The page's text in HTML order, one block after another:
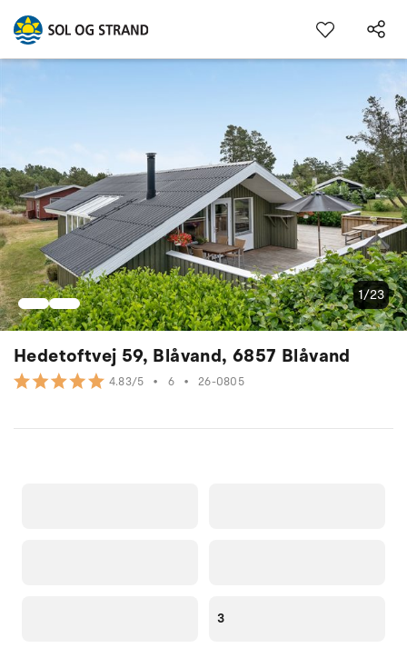
Hedetoftvej 59, Blåvand, 6857 Blåvand
4.83/5 • 6 • 26-0805
1/23
3